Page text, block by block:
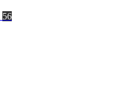
56